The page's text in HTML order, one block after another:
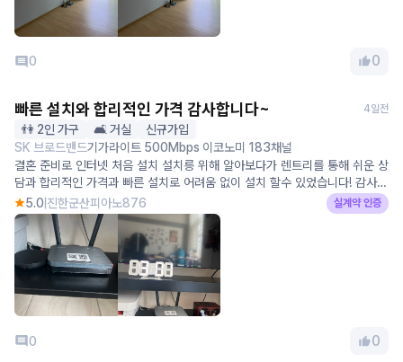
0 0
빠른 설치와 합리적인 가격 감사합니다~ 4일전
👫 2인 가구 🛋️ 거실
신규가입
SK 브로드밴드기가라이트 500Mbps 이코노미 183채널
결혼 준비로 인터넷 처음 설치 설치릉 위해 알아보다가 렌트리를 통해 쉬운 상
담과 합리적인 가격과 빠른 설치로 어려움 없이 설치 할수 있었습니다! 감사합
니다~
5.0 진한군산피아노876 실계약 인증
0 0